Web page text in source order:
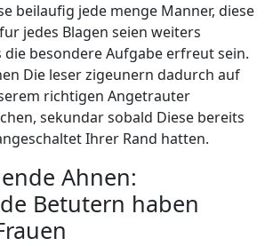
beilaufig jede menge Manner, diese
jedes Blagen seien weiters
besondere Aufgabe erfreut sein.
Die leser zigeunern dadurch auf
richtigen Angetrauter
sekundar sobald Diese bereits
Ihrer Rand hatten.
Ahnen:
Betutern haben